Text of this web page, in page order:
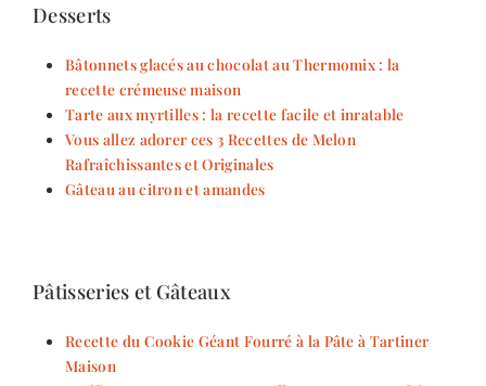
Desserts
Bâtonnets glacés au chocolat au Thermomix : la
recette crémeuse maison
Tarte aux myrtilles : la recette facile et inratable
Vous allez adorer ces 3 Recettes de Melon
Rafraîchissantes et Originales
Gâteau au citron et amandes
Pâtisseries et Gâteaux
Recette du Cookie Géant Fourré à la Pâte à Tartiner
Maison